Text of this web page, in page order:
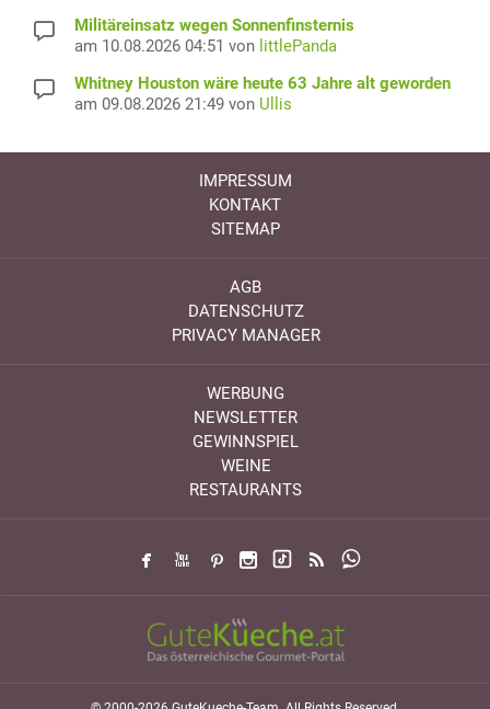
Militäreinsatz wegen Sonnenfinsternis
am 10.08.2026 04:51 von littlePanda
Whitney Houston wäre heute 63 Jahre alt geworden
am 09.08.2026 21:49 von Ullis
IMPRESSUM
KONTAKT
SITEMAP
AGB
DATENSCHUTZ
PRIVACY MANAGER
WERBUNG
NEWSLETTER
GEWINNSPIEL
WEINE
RESTAURANTS